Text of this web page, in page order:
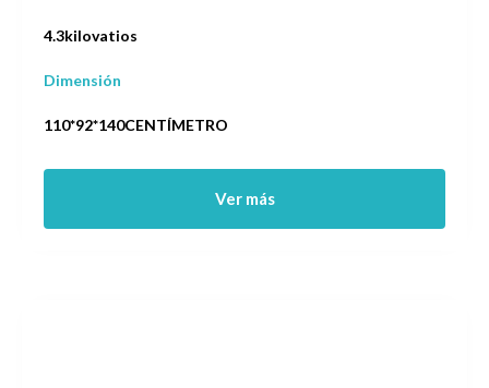
4.3kilovatios
Dimensión
110*92*140CENTÍMETRO
Ver más